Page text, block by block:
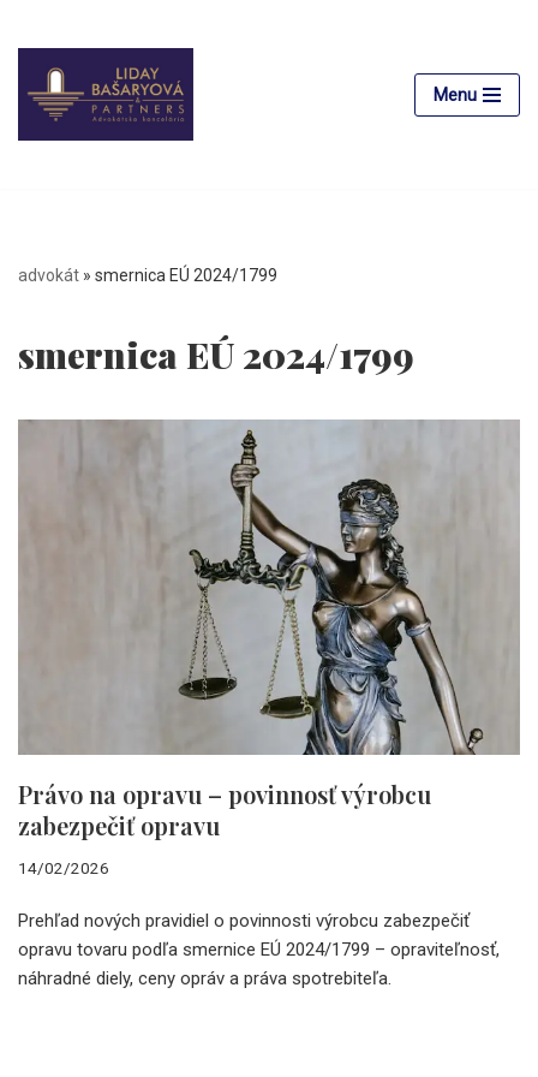
Preskočiť
na
obsah
Menu
advokát » smernica EÚ 2024/1799
smernica EÚ 2024/1799
Právo na opravu – povinnosť výrobcu
zabezpečiť opravu
14/02/2026
Prehľad nových pravidiel o povinnosti výrobcu zabezpečiť
opravu tovaru podľa smernice EÚ 2024/1799 – opraviteľnosť,
náhradné diely, ceny opráv a práva spotrebiteľa.